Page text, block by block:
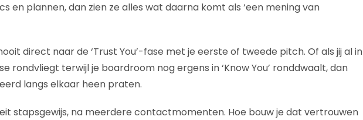
en plannen, dan zien ze alles wat daarna komt als ‘een mening van
direct naar de ‘Trust You’-fase met je eerste of tweede pitch. Of als jij al in
rondvliegt terwijl je boardroom nog ergens in ‘Know You’ ronddwaalt, dan
langs elkaar heen praten.
stapsgewijs, na meerdere contactmomenten. Hoe bouw je dat vertrouwen